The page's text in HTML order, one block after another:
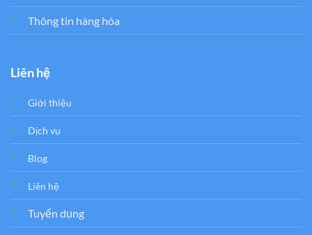
Thông tin hàng hóa
Liên hệ
Giới thiệu
Dịch vụ
Blog
Liên hệ
Tuyển dụng